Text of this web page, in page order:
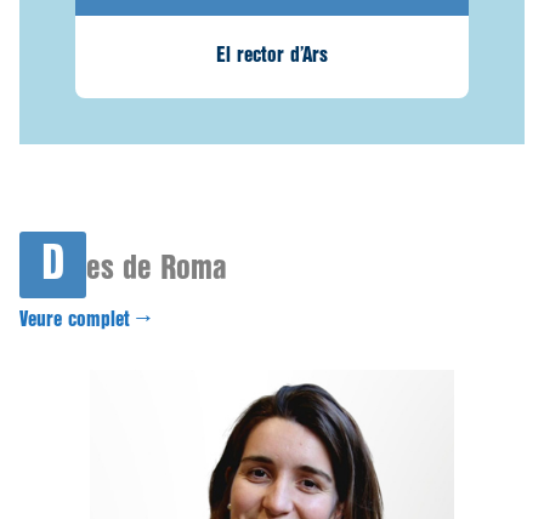
El rector d’Ars
D es de Roma
Veure complet →